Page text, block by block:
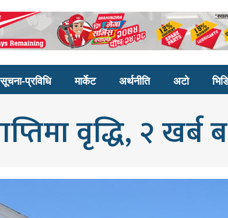
सूचना-प्रविधि मार्केट अर्थनीति अटो
वृद्धि, २ खर्ब